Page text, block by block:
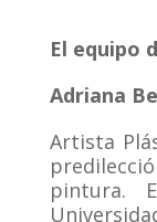
El equipo
Adriana
Artista
pintura.